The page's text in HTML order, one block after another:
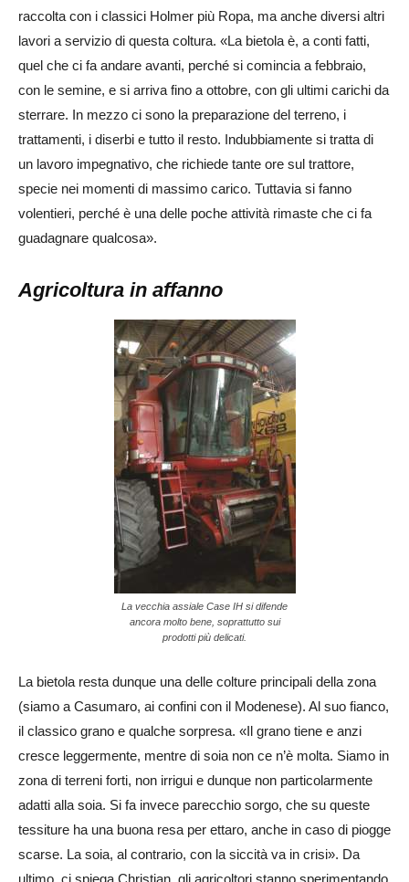
raccolta con i classici Holmer più Ropa, ma anche diversi altri
lavori a servizio di questa coltura. «La bietola è, a conti fatti,
quel che ci fa andare avanti, perché si comincia a febbraio,
con le semine, e si arriva fino a ottobre, con gli ultimi carichi da
sterrare. In mezzo ci sono la preparazione del terreno, i
trattamenti, i diserbi e tutto il resto. Indubbiamente si tratta di
un lavoro impegnativo, che richiede tante ore sul trattore,
specie nei momenti di massimo carico. Tuttavia si fanno
volentieri, perché è una delle poche attività rimaste che ci fa
guadagnare qualcosa».
Agricoltura in affanno
La vecchia assiale Case IH si difende
ancora molto bene, soprattutto sui
prodotti più delicati.
La bietola resta dunque una delle colture principali della zona
(siamo a Casumaro, ai confini con il Modenese). Al suo fianco,
il classico grano e qualche sorpresa. «Il grano tiene e anzi
cresce leggermente, mentre di soia non ce n’è molta. Siamo in
zona di terreni forti, non irrigui e dunque non particolarmente
adatti alla soia. Si fa invece parecchio sorgo, che su queste
tessiture ha una buona resa per ettaro, anche in caso di piogge
scarse. La soia, al contrario, con la siccità va in crisi». Da
ultimo, ci spiega Christian, gli agricoltori stanno sperimentando